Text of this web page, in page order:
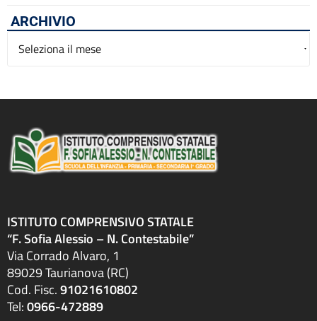
ARCHIVIO
Archivio
ISTITUTO COMPRENSIVO STATALE
“F. Sofia Alessio – N. Contestabile”
Via Corrado Alvaro, 1
89029 Taurianova (RC)
Cod. Fisc.91021610802
Tel:0966-472889